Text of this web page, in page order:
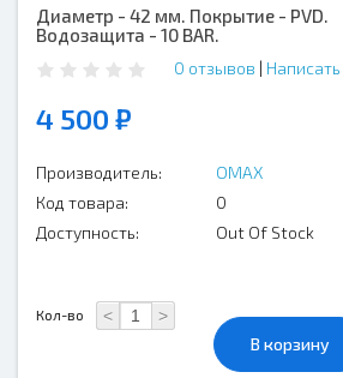
Диаметр - 42 мм. Покрытие - PVD.
Водозащита - 10 BAR.
0 отзывов |
4 500 ₽
Производитель:
OMAX
Код товара:
0
Доступность:
Out Of Stock
Кол-во < >
В корзину